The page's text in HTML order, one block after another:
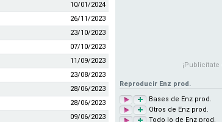
10/01/2024
26/11/2023
23/10/2023
07/10/2023
11/09/2023
23/08/2023
28/06/2023
28/06/2023
09/06/2023
¡Publicítate
Reproducir Enz prod.
Bases de Enz prod.
Otros de Enz prod.
Todo lo de Enz prod.